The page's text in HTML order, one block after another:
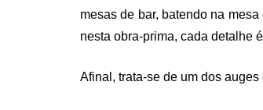
mesas de bar, batendo na
nesta obra-prima, cada detalhe
Afinal, trata-se de um dos